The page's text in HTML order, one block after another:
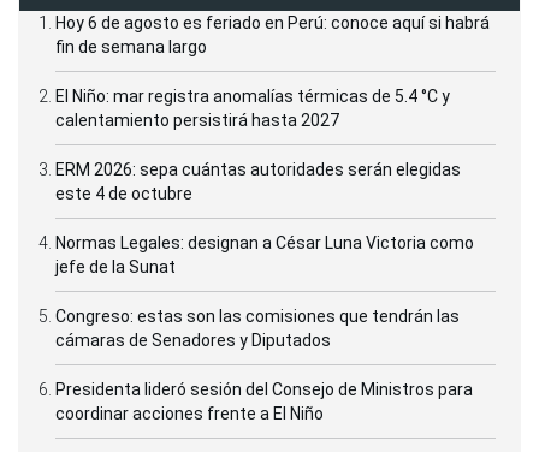
Hoy 6 de agosto es feriado en Perú: conoce aquí si habrá
fin de semana largo
El Niño: mar registra anomalías térmicas de 5.4 °C y
calentamiento persistirá hasta 2027
ERM 2026: sepa cuántas autoridades serán elegidas
este 4 de octubre
Normas Legales: designan a César Luna Victoria como
jefe de la Sunat
Congreso: estas son las comisiones que tendrán las
cámaras de Senadores y Diputados
Presidenta lideró sesión del Consejo de Ministros para
coordinar acciones frente a El Niño